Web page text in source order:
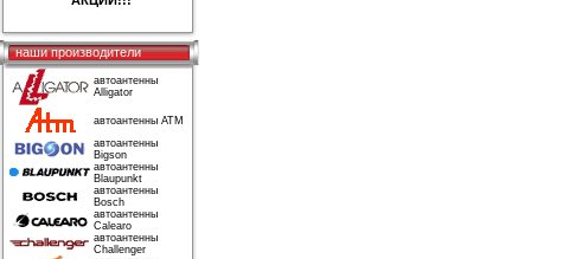
наши производители
автоантенны
Alligator
автоантенны ATM
автоантенны
Bigson
автоантенны
Blaupunkt
автоантенны
Bosch
автоантенны
Calearo
автоантенны
Challenger